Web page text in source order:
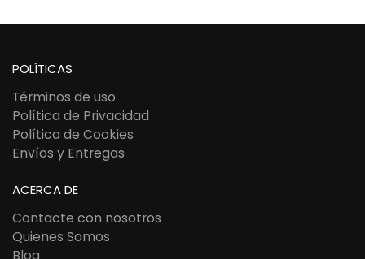
POLÍTICAS
Términos de uso
Política de Privacidad
Política de Cookies
Envíos y Entregas
ACERCA DE
Contacte con nosotros
Quienes Somos